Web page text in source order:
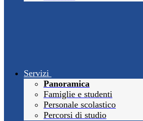
Servizi
Panoramica
Famiglie e studenti
Personale scolastico
Percorsi di studio